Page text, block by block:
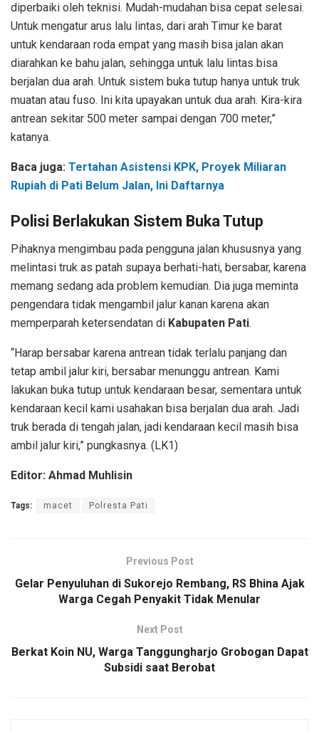
diperbaiki oleh teknisi. Mudah-mudahan bisa cepat selesai.
Untuk mengatur arus lalu lintas, dari arah Timur ke barat
untuk kendaraan roda empat yang masih bisa jalan akan
diarahkan ke bahu jalan, sehingga untuk lalu lintas bisa
berjalan dua arah. Untuk sistem buka tutup hanya untuk truk
muatan atau fuso. Ini kita upayakan untuk dua arah. Kira-kira
antrean sekitar 500 meter sampai dengan 700 meter,”
katanya.
Baca juga: Tertahan Asistensi KPK, Proyek Miliaran
Rupiah di Pati Belum Jalan, Ini Daftarnya
Polisi Berlakukan Sistem Buka Tutup
Pihaknya mengimbau pada pengguna jalan khususnya yang
melintasi truk as patah supaya berhati-hati, bersabar, karena
memang sedang ada problem kemudian. Dia juga meminta
pengendara tidak mengambil jalur kanan karena akan
memperparah ketersendatan di Kabupaten Pati.
“Harap bersabar karena antrean tidak terlalu panjang dan
tetap ambil jalur kiri, bersabar menunggu antrean. Kami
lakukan buka tutup untuk kendaraan besar, sementara untuk
kendaraan kecil kami usahakan bisa berjalan dua arah. Jadi
truk berada di tengah jalan, jadi kendaraan kecil masih bisa
ambil jalur kiri,” pungkasnya. (LK1)
Editor: Ahmad Muhlisin
Tags: macet Polresta Pati
Previous Post
Gelar Penyuluhan di Sukorejo Rembang, RS Bhina Ajak
Warga Cegah Penyakit Tidak Menular
Next Post
Berkat Koin NU, Warga Tanggungharjo Grobogan Dapat
Subsidi saat Berobat